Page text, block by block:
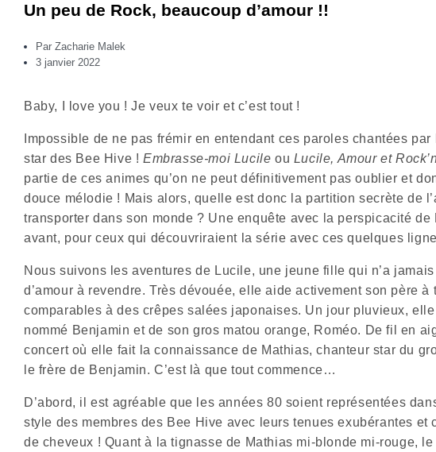
Un peu de Rock, beaucoup d’amour !!
Par Zacharie Malek
3 janvier 2022
Baby, I love you ! Je veux te voir et c’est tout !
Impossible de ne pas frémir en entendant ces paroles chantées
star des Bee Hive ! Embrasse-moi Lucile ou Lucile, Amour et
partie de ces animes qu’on ne peut définitivement pas oublier et
douce mélodie ! Mais alors, quelle est donc la partition secrète de
transporter dans son monde ? Une enquête avec la perspicacité de
avant, pour ceux qui découvriraient la série avec ces quelques
Nous suivons les aventures de Lucile, une jeune fille qui n’a
d’amour à revendre. Très dévouée, elle aide activement son père à
comparables à des crêpes salées japonaises. Un jour pluvieux,
nommé Benjamin et de son gros matou orange, Roméo. De fil en
concert où elle fait la connaissance de Mathias, chanteur star du
le frère de Benjamin. C’est là que tout commence…
D’abord, il est agréable que les années 80 soient représentées
style des membres des Bee Hive avec leurs tenues exubérantes
de cheveux ! Quant à la tignasse de Mathias mi-blonde mi-rouge,